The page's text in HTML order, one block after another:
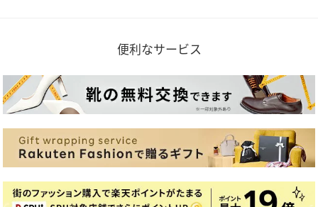
便利なサービス